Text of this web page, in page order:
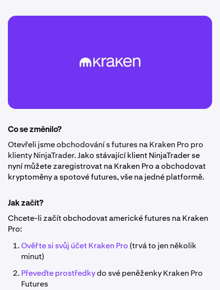
Co se změnilo?
Otevřeli jsme obchodování s futures na Kraken Pro pro
klienty NinjaTrader.Jako stávající klient NinjaTrader se
nyní můžete zaregistrovat na Kraken Pro aobchodovat
kryptoměny a spotové futures, vše na jedné platformě.
Jak začít?
Chcete-li začít obchodovat americké futures na Kraken
Pro:
Ověřte si svůj účet Kraken Pro (trvá to jen několik
minut)
Převeďte prostředkydo své peněženky Kraken Pro
Futures